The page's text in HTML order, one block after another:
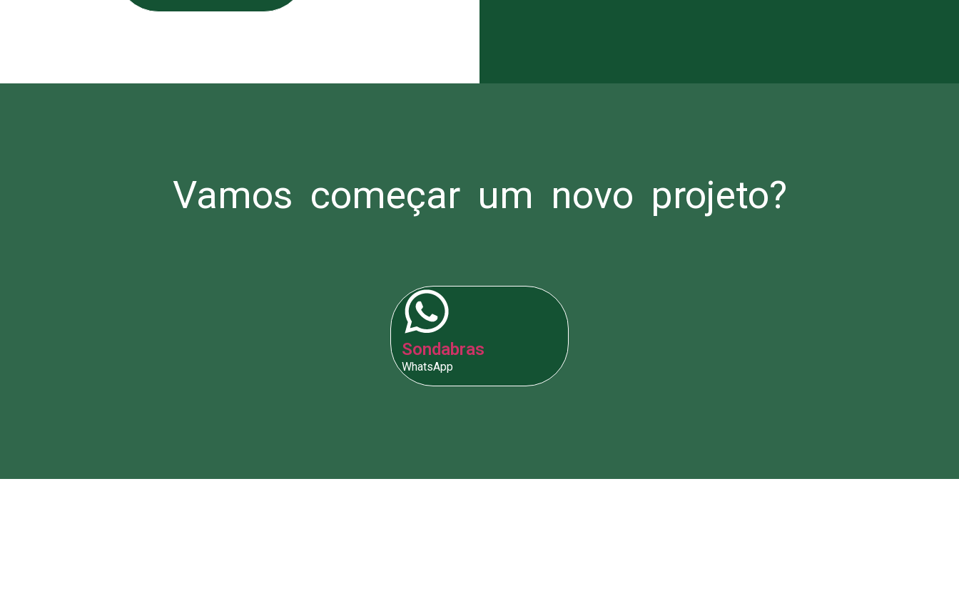
Vamos começar um novo projeto?
Sondabras
WhatsApp